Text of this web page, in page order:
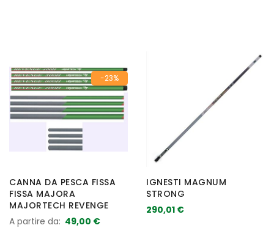
-23%
CANNA DA PESCA FISSA
FISSA MAJORA
MAJORTECH REVENGE
A partire da 49,00 €
IGNESTI MAGNUM
STRONG
290,01 €